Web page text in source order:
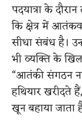
पदयात्रा के
कि क्षेत्र में
सीधा संबंध है।
भी व्यक्ति के
“आतंकी संगठन
हथियार खरीदते
खून बहाया जाता